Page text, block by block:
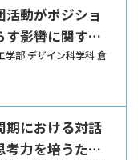
活動がポジショ
す影轡に関する
学部 デザイン科学科 倉
期における対話
考力を培うため